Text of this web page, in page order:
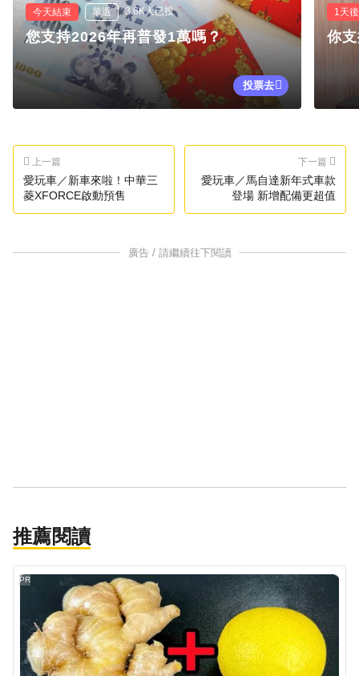
今天結束 單選 3.6K人已投
您支持2026年再普發1萬嗎？
投票去
1天
你
上一篇
愛玩車／新車來啦！中華三
菱XFORCE啟動預售
下一篇
愛玩車／馬自達新年式車款
登場 新增配備更超值
廣告 / 請繼續往下閱讀
推薦閱讀
PR